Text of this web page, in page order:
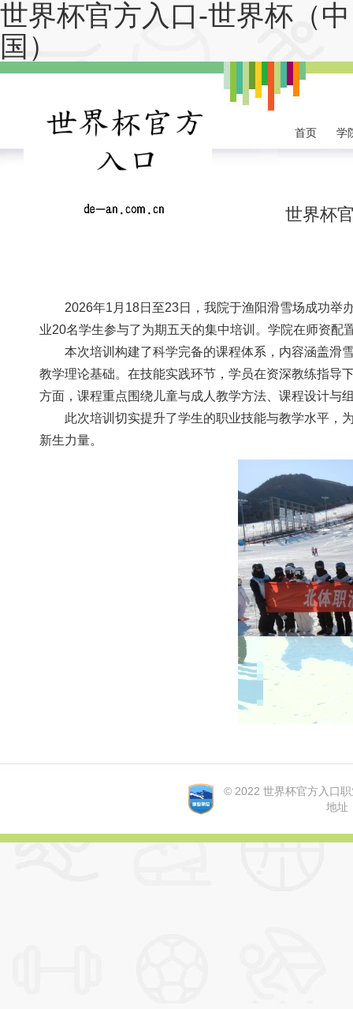
世界杯官方入口-世界杯（中
国）
首页 学
世界杯
2026年1月18日至23日，我院于渔阳滑雪场成功举
业20名学生参与了为期五天的集中培训。学院在师资配
本次培训构建了科学完备的课程体系，内容涵盖滑
教学理论基础。在技能实践环节，学员在资深教练指导
方面，课程重点围绕儿童与成人教学方法、课程设计与
此次培训切实提升了学生的职业技能与教学水平
新生力量。
© 2022 世界杯官方入口
地址